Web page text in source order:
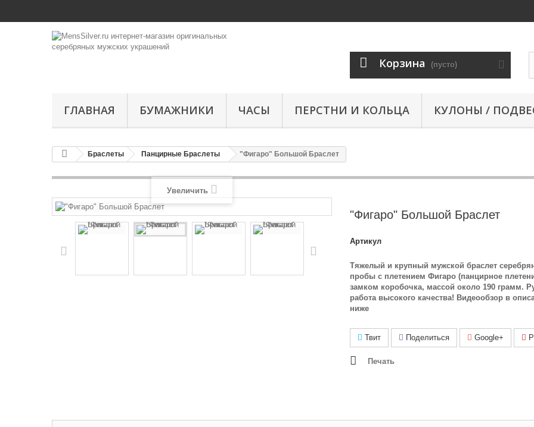
Корзина (пусто)
ГЛАВНАЯ БУМАЖНИКИ ЧАСЫ ПЕРСТНИ И КОЛЬЦА КУЛОНЫ /
Браслеты Панцирные Браслеты "Фигаро" Большой Браслет
Увеличить
"Фигаро" Большой Браслет
Артикул
Тяжелый и крупный мужской браслет
пробы с плетением Фигаро (панцирное
замком коробочка, массой около 190 грамм.
работа высокого качества! Видеообзор в
ниже
Твит Поделиться Google+
Печать